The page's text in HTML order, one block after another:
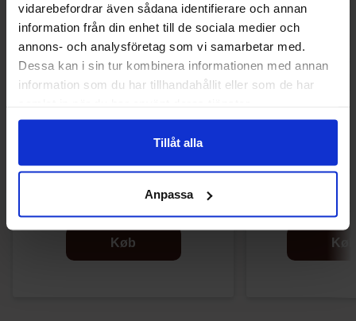
vidarebefordrar även sådana identifierare och annan
information från din enhet till de sociala medier och
annons- och analysföretag som vi samarbetar med.
Dessa kan i sin tur kombinera informationen med annan
information som du har tillhandahållit eller som de har
Tillåt alla
Anpassa
Polly Lakrits 100g
Køb
Zed Mammouth
Køb